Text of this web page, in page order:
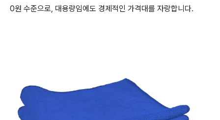
0원 수준으로, 대용량임에도 경제적인 가격대를 자랑합니다.